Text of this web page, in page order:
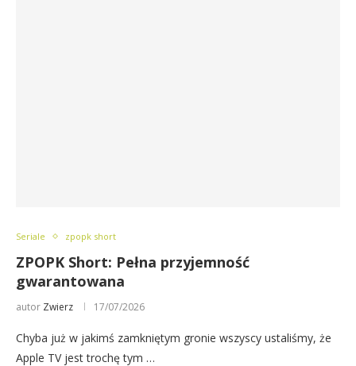
Seriale zpopk short
ZPOPK Short: Pełna przyjemność
gwarantowana
autor Zwierz 17/07/2026
Chyba już w jakimś zamkniętym gronie wszyscy ustaliśmy, że
Apple TV jest trochę tym …